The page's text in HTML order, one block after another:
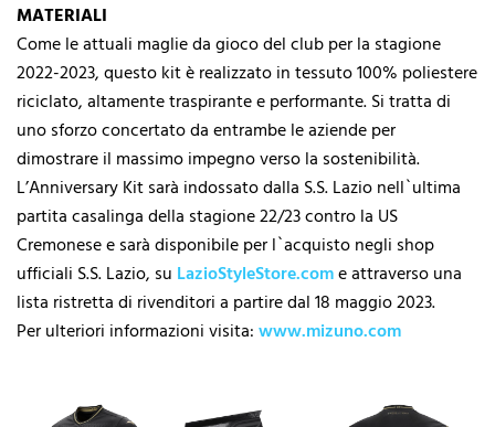
MATERIALI
Come le attuali maglie da gioco del club per la stagione
2022-2023, questo kit è realizzato in tessuto 100% poliestere
riciclato, altamente traspirante e performante. Si tratta di
uno sforzo concertato da entrambe le aziende per
dimostrare il massimo impegno verso la sostenibilità.
L’Anniversary Kit sarà indossato dalla S.S. Lazio nell`ultima
partita casalinga della stagione 22/23 contro la US
Cremonese e sarà disponibile per l`acquisto negli shop
ufficiali S.S. Lazio, su LazioStyleStore.come attraverso una
lista ristretta di rivenditori a partire dal 18 maggio 2023.
Per ulteriori informazioni visita:www.mizuno.com